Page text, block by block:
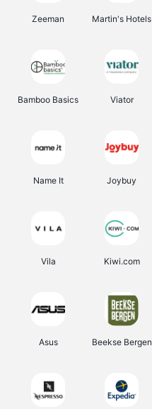
Zeeman Martin's Hotels
Bamboo Basics Viator
Name It Joybuy
Vila Kiwi.com
Asus Beekse Bergen